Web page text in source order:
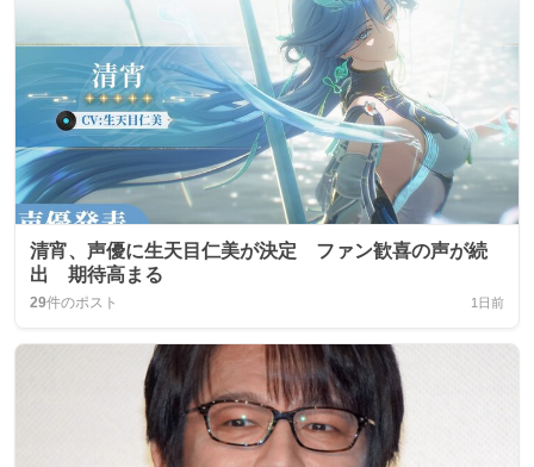
清宵、声優に生天目仁美が決定 ファン歓喜の声が続
出 期待高まる
29件のポスト 1日前